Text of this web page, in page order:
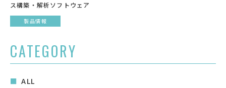
ス構築・解析ソフトウェア
製品情報
CATEGORY
ALL